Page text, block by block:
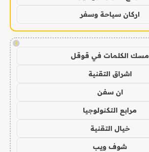
اركان سياحة وسفر
!
مسك الكلمات في قوقل
اشراق التقنية
ان سفن
مرابع التكنولوجيا
خيال التقنية
شوف ويب